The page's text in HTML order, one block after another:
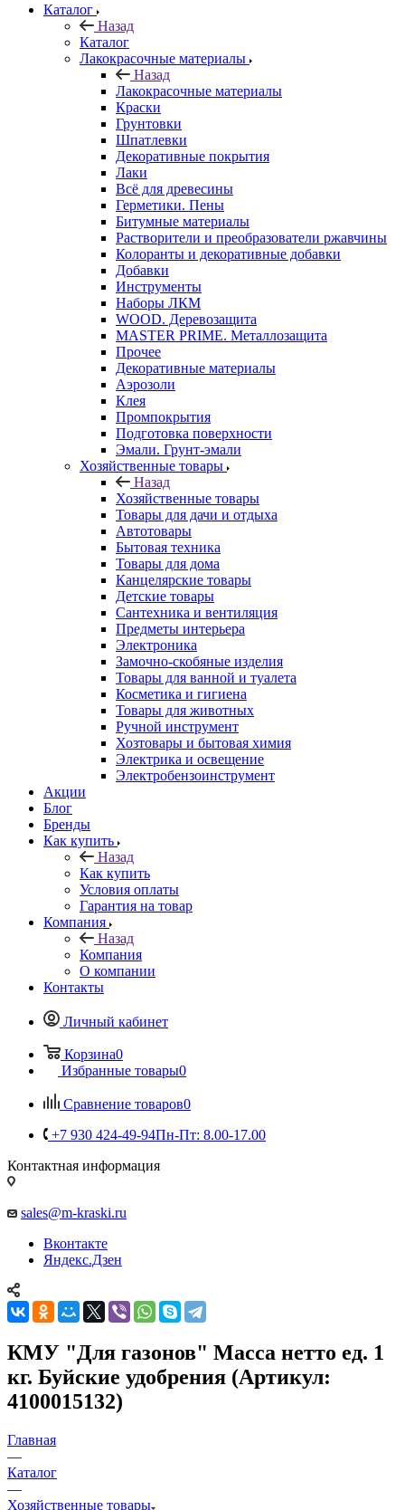
Каталог
Назад
Каталог
Лакокрасочные материалы
Назад
Лакокрасочные материалы
Краски
Грунтовки
Шпатлевки
Декоративные покрытия
Лаки
Всё для древесины
Герметики. Пены
Битумные материалы
Растворители и преобразователи ржавчины
Колоранты и декоративные добавки
Добавки
Инструменты
Наборы ЛКМ
WOOD. Деревозащита
MASTER PRIME. Металлозащита
Прочее
Декоративные материалы
Аэрозоли
Клея
Промпокрытия
Подготовка поверхности
Эмали. Грунт-эмали
Хозяйственные товары
Назад
Хозяйственные товары
Товары для дачи и отдыха
Автотовары
Бытовая техника
Товары для дома
Канцелярские товары
Детские товары
Сантехника и вентиляция
Предметы интерьера
Электроника
Замочно-скобяные изделия
Товары для ванной и туалета
Косметика и гигиена
Товары для животных
Ручной инструмент
Хозтовары и бытовая химия
Электрика и освещение
Электробензоинструмент
Акции
Блог
Бренды
Как купить
Назад
Как купить
Условия оплаты
Гарантия на товар
Компания
Назад
Компания
О компании
Контакты
Личный кабинет
Корзина0
Избранные товары0
Сравнение товаров0
+7 930 424-49-94Пн-Пт: 8.00-17.00
Контактная информация
sales@m-kraski.ru
Вконтакте
Яндекс.Дзен
КМУ "Для газонов" Масса нетто ед. 1
кг. Буйские удобрения (Артикул:
4100015132)
Главная
—
Каталог
—
Хозяйственные товары